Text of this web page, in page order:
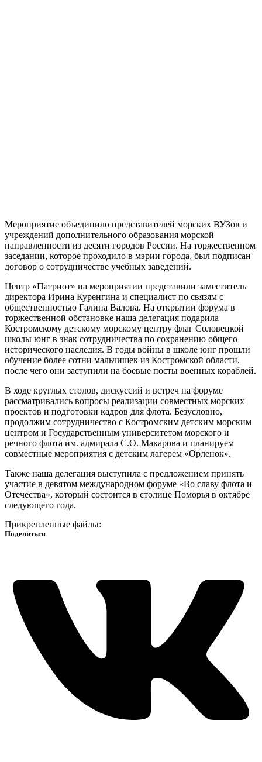
Мероприятие объединило представителей морских ВУЗов и
учреждений дополнительного образования морской
направленности из десяти городов России. На торжественном
заседании, которое проходило в мэрии города, был подписан
договор о сотрудничестве учебных заведений.
Центр «Патриот» на мероприятии представили заместитель
директора Ирина Куренгина и специалист по связям с
общественностью Галина Валова. На открытии форума в
торжественной обстановке наша делегация подарила
Костромскому детскому морскому центру флаг Соловецкой
школы юнг в знак сотрудничества по сохранению общего
исторического наследия. В годы войны в школе юнг прошли
обучение более сотни мальчишек из Костромской области,
после чего они заступили на боевые посты военных кораблей.
В ходе круглых столов, дискуссий и встреч на форуме
рассматривались вопросы реализации совместных морских
проектов и подготовки кадров для флота. Безусловно,
продолжим сотрудничество с Костромским детским морским
центром и Государственным университетом морского и
речного флота им. адмирала С.О. Макарова и планируем
совместные мероприятия с детским лагерем «Орленок».
Также наша делегация выступила с предложением принять
участие в девятом международном форуме «Во славу флота и
Отечества», который состоится в столице Поморья в октябре
следующего года.
Прикрепленные файлы:
Поделиться